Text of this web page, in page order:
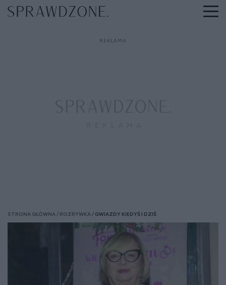
STRONA GŁÓWNA ROZRYWKA GWIAZDY KIEDYŚ I DZIŚ